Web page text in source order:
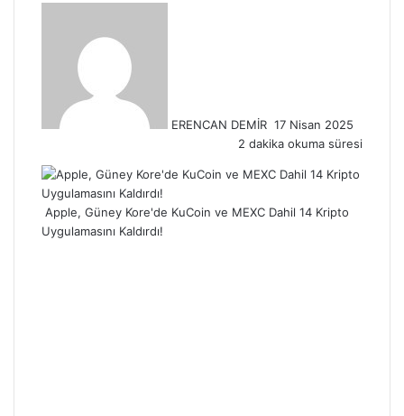
ERENCAN DEMİR 17 Nisan 2025
2 dakika okuma süresi
Apple, Güney Kore'de KuCoin ve MEXC Dahil 14 Kripto
Uygulamasını Kaldırdı!